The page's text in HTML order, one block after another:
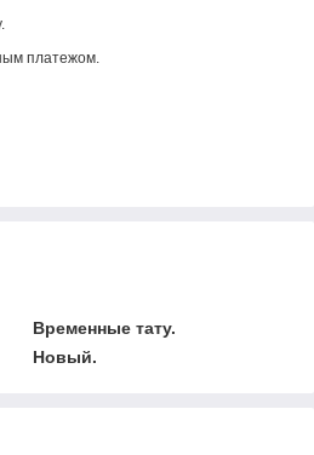
платежом.
Временные тату.
Новый.